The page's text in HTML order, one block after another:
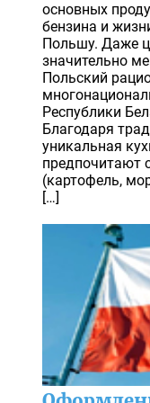
основных
бензина и
Польшу. Даже
значительно
Польский
Республики
Благодаря
уникальная
предпочитают
(картофель,
[…]